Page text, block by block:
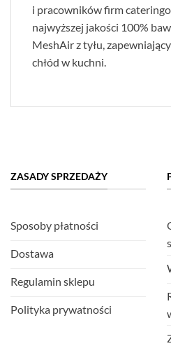
i pracowników firm
najwyższej jakości 100%
MeshAir z tyłu,
chłód w kuchni.
ZASADY SPRZEDAŻY
Sposoby płatności
Dostawa
Regulamin sklepu
Polityka prywatności